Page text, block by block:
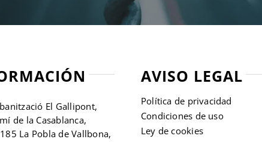
El Gallipont,
de la Casablanca,
La Pobla de Vallbona,
AVISO LEGAL
Política de privacidad
Condiciones de uso
Ley de cookies